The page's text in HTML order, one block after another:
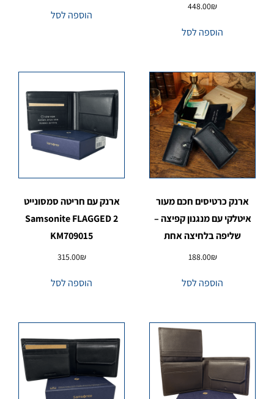
448.00₪
הוספה לסל
הוספה לסל
ארנק כרטיסים חכם מעור
איטלקי עם מנגנון קפיצה –
שליפה בלחיצה אחת
188.00₪
הוספה לסל
ארנק עם חריטה סמסונייט
Samsonite FLAGGED 2
KM709015
315.00₪
הוספה לסל